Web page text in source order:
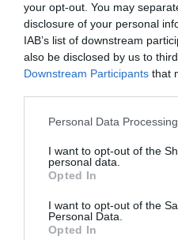
your opt-out. You may
disclosure of your personal
IAB’s list of downstream
also be disclosed by us to
Downstream Participants that
Please note that this website/
not limited to your visit or
grant or deny consent to
use your data for below
consent section.
Personal Data
I want to opt-out of the
personal data.
Opted In
I want to opt-out of the
Personal Data.
Opted In
Πληθωρισμός: